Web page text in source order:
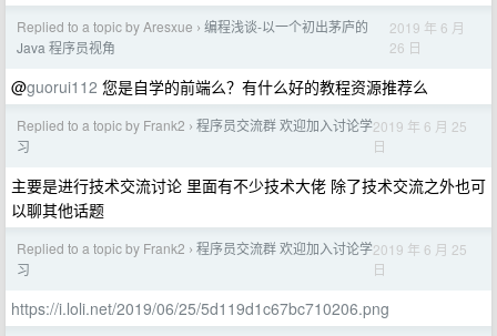
Replied to a topic by Aresxue › 编程浅谈-以一个初出茅庐的
Java 程序员视角
2019 年 6 月
26 日
@guorui112 您是自学的前端么？有什么好的教程资源推荐么
Replied to a topic by Frank2 › 程序员交流群 欢迎加入讨论学
习
2019 年 6 月 25
日
主要是进行技术交流讨论 里面有不少技术大佬 除了技术交流之外也可
以聊其他话题
Replied to a topic by Frank2 › 程序员交流群 欢迎加入讨论学
习
2019 年 6 月 25
日
https://i.loli.net/2019/06/25/5d119d1c67bc710206.png